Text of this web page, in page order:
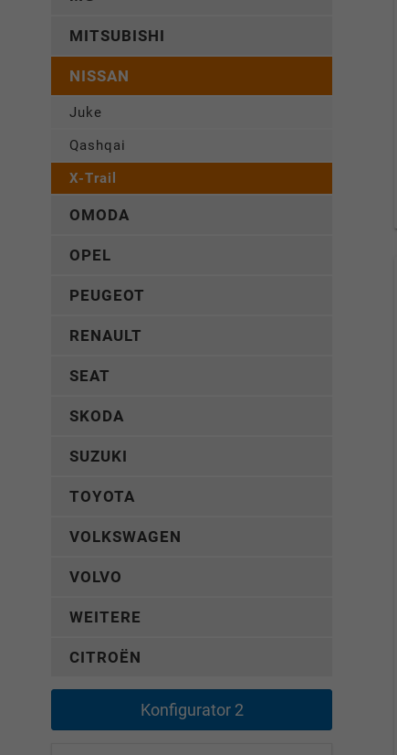
MITSUBISHI
NISSAN
Juke
Qashqai
X-Trail
OMODA
OPEL
PEUGEOT
RENAULT
SEAT
SKODA
SUZUKI
TOYOTA
VOLKSWAGEN
VOLVO
WEITERE
CITROËN
Konfigurator 2